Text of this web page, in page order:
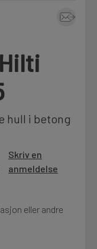
hull i betong
Skriv en
anmeldelse
eller andre